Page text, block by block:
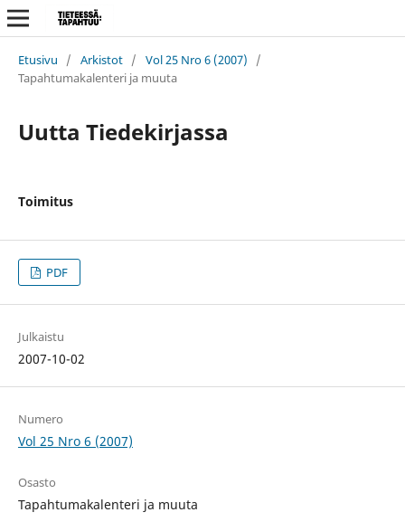
Etusivu / Arkistot / Vol 25 Nro 6 (2007)
/
Tapahtumakalenteri ja muuta
Uutta Tiedekirjassa
Toimitus
PDF
Julkaistu
2007-10-02
Numero
Vol 25 Nro 6 (2007)
Osasto
Tapahtumakalenteri ja muuta